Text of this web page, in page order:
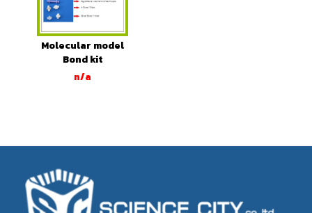
Molecular model
Bond kit
spares(10pcs/pack)
n/a